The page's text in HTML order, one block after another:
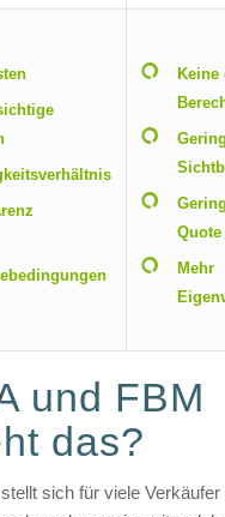
Keine
Quote
Mehr
und FBM
das?
sich für viele Verkäufer